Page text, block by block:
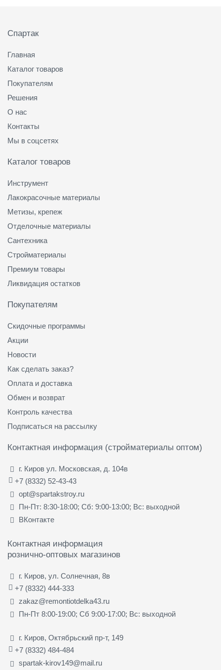
Спартак
Главная
Каталог товаров
Покупателям
Решения
О нас
Контакты
Мы в соцсетях
Каталог товаров
Инструмент
Лакокрасочные материалы
Метизы, крепеж
Отделочные материалы
Сантехника
Стройматериалы
Премиум товары
Ликвидация остатков
Покупателям
Скидочные программы
Акции
Новости
Как сделать заказ?
Оплата и доставка
Обмен и возврат
Контроль качества
Подписаться на рассылку
Контактная информация (стройматериалы оптом)
г. Киров ул. Московская, д. 104в
+7 (8332) 52-43-43
opt@spartakstroy.ru
Пн-Пт: 8:30-18:00; Сб: 9:00-13:00; Вс: выходной
ВКонтакте
Контактная информация
рознично-оптовых магазинов
г. Киров, ул. Солнечная, 8в
+7 (8332) 444-333
zakaz@remontiotdelka43.ru
Пн-Пт 8:00-19:00; Сб 9:00-17:00; Вс: выходной
г. Киров, Октябрьский пр-т, 149
+7 (8332) 484-484
spartak-kirov149@mail.ru